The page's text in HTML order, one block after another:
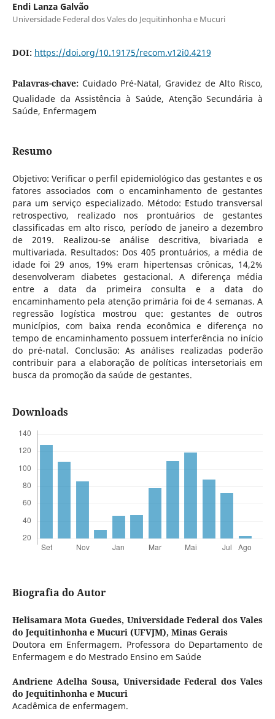
Endi Lanza Galvão
Universidade Federal dos Vales do Jequitinhonha e Mucuri
DOI: https://doi.org/10.19175/recom.v12i0.4219
Palavras-chave: Cuidado Pré-Natal, Gravidez de Alto Risco,
Qualidade da Assistência à Saúde, Atenção Secundária à
Saúde, Enfermagem
Resumo
Objetivo: Verificar o perfil epidemiológico das gestantes e os
fatores associados com o encaminhamento de gestantes
para um serviço especializado. Método: Estudo transversal
retrospectivo, realizado nos prontuários de gestantes
classificadas em alto risco, período de janeiro a dezembro
de 2019. Realizou-se análise descritiva, bivariada e
multivariada. Resultados: Dos 405 prontuários, a média de
idade foi 29 anos, 19% eram hipertensas crônicas, 14,2%
desenvolveram diabetes gestacional. A diferença média
entre a data da primeira consulta e a data do
encaminhamento pela atenção primária foi de 4 semanas. A
regressão logística mostrou que: gestantes de outros
municípios, com baixa renda econômica e diferença no
tempo de encaminhamento possuem interferência no início
do pré-natal. Conclusão: As análises realizadas poderão
contribuir para a elaboração de políticas intersetoriais em
busca da promoção da saúde de gestantes.
Downloads
Biografia do Autor
Helisamara Mota Guedes, Universidade Federal dos Vales
do Jequitinhonha e Mucuri (UFVJM), Minas Gerais
Doutora em Enfermagem. Professora do Departamento de
Enfermagem e do Mestrado Ensino em Saúde
Andriene Adelha Sousa, Universidade Federal dos Vales
do Jequitinhonha e Mucuri
Acadêmica de enfermagem.